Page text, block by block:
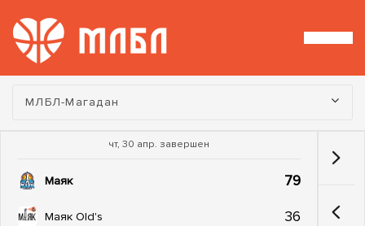
Турнир:
МЛБЛ-Магадан
чт, 30 апр. завершен
Маяк 79
Маяк Old's 36